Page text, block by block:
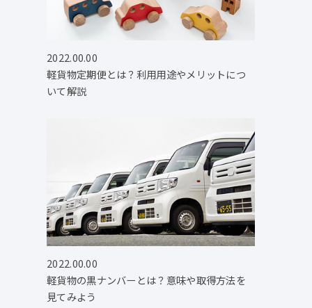
2022.00.00
軽貨物定期便とは？利用用途やメリットにつ
いて解説
2022.00.00
軽貨物の黒ナンバーとは？意味や取得方法を
見てみよう